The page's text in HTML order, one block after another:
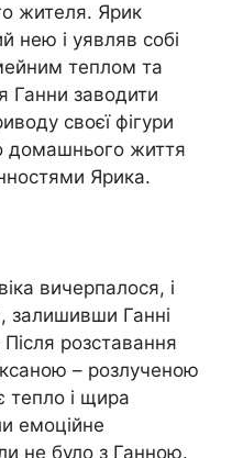
жителя. Ярик
нею і уявляв собі
теплом та
Ганни заводити
своєї фігури
домашнього життя
Ярика.
вичерпалося, і
залишивши Ганні
розставання
– розлученою
тепло і щира
емоційне
не було з Ганною.